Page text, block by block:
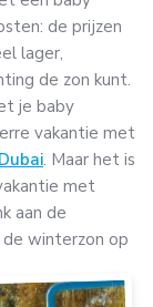
de prijzen
lager,
de zon kunt.
je baby
vakantie met
Dubai. Maar het is
met
aan de
winterzon op